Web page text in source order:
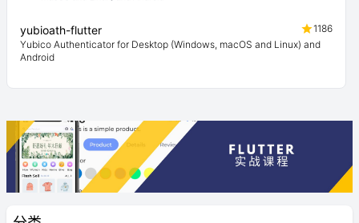
yubioath-flutter
1186
Yubico Authenticator for Desktop (Windows, macOS and Linux) and
Android